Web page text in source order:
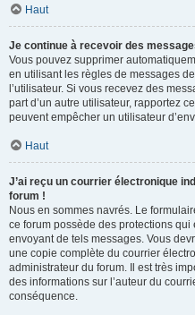
Haut
Je continue à recevoir des
Vous pouvez supprimer
en utilisant les règles de messages
l’utilisateur. Si vous recevez des
part d’un autre utilisateur, rapportez
peuvent empêcher un utilisateur
Haut
J’ai reçu un courrier électronique
forum !
Nous en sommes navrés. Le
ce forum possède des protections
envoyant de tels messages. Vous
une copie complète du courrier
administrateur du forum. Il est très
des informations sur l’auteur du
conséquence.